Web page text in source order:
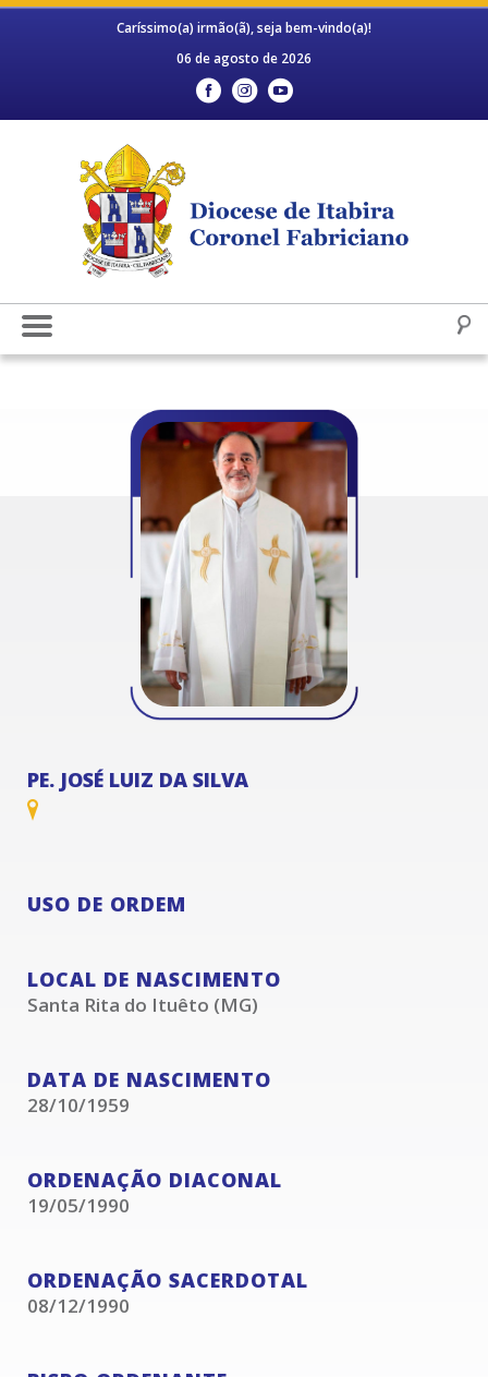
Caríssimo(a) irmão(ã), seja bem-vindo(a)!
06 de agosto de 2026
PE. JOSÉ LUIZ DA SILVA
USO DE ORDEM
LOCAL DE NASCIMENTO
Santa Rita do Ituêto (MG)
DATA DE NASCIMENTO
28/10/1959
ORDENAÇÃO DIACONAL
19/05/1990
ORDENAÇÃO SACERDOTAL
08/12/1990